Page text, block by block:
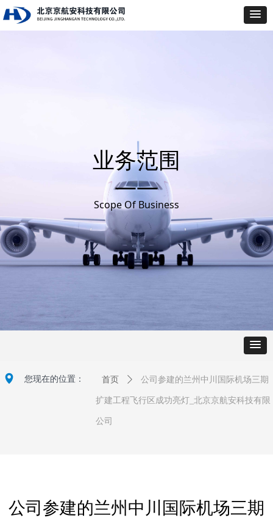
业务范围
——
Scope Of Business
넹 您现在的位置： 首页 ꄲ 公司参建的兰州中川国际机场三期
扩建工程飞行区成功亮灯_北京京航安科技有限
公司
公司参建的兰州中川国际机场三期